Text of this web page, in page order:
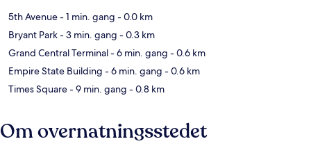
5th Avenue- 1 min. gang - 0.0 km
Bryant Park- 3 min. gang - 0.3 km
Grand Central Terminal- 6 min. gang - 0.6 km
Empire State Building - 6 min. gang - 0.6 km
Times Square- 9 min. gang - 0.8 km
Om overnatningsstedet